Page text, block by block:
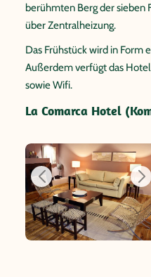
berühmten Berg der sieben
über Zentralheizung.
Das Frühstück wird in Form
Außerdem verfügt das
sowie Wifi.
La Comarca Hotel